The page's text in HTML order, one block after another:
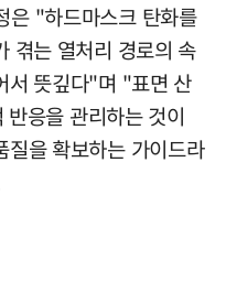
은 "하드마스크 탄화를
겪는 열처리 경로의 속
서 뜻깊다"며 "표면 산
응을 관리하는 것이
질을 확보하는 가이드라